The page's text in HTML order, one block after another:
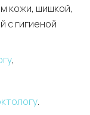
кожи, шишкой,
с гигиеной
,
.